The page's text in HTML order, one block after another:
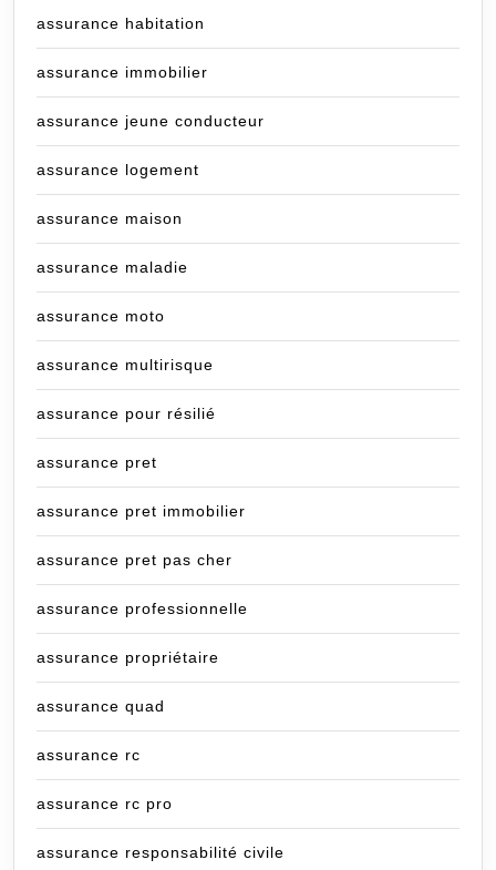
assurance habitation
assurance immobilier
assurance jeune conducteur
assurance logement
assurance maison
assurance maladie
assurance moto
assurance multirisque
assurance pour résilié
assurance pret
assurance pret immobilier
assurance pret pas cher
assurance professionnelle
assurance propriétaire
assurance quad
assurance rc
assurance rc pro
assurance responsabilité civile